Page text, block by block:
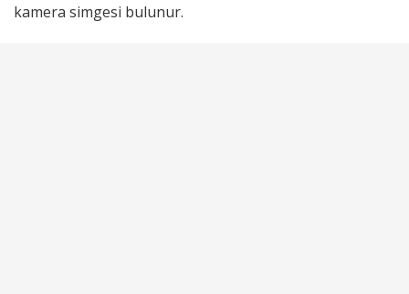
kamera simgesi bulunur.